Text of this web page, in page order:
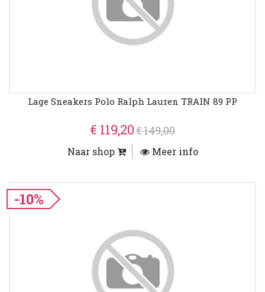
Lage Sneakers Polo Ralph Lauren TRAIN 89 PP
€ 119,20€ 149,00
Naar shop Meer info
-10%